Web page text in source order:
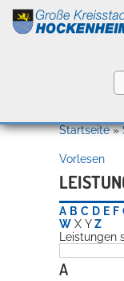
Willkommen in Hockenheim
Startseite»
Vorlesen
A B C D E F
W X Y Z
Leistungen
A